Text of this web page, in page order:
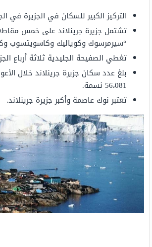
التركيز الكبير للسكان في الجزيرة في
تشتمل جزيرة جرينلاند على خمس
“سيرمرسوك وكوياليك وكاسويتسوب
تغطي الصفيحة الجليدية ثلاثة أرباع
بلغ عدد سكان جزيرة جرينلاند خلال
56،081 نسمة.
تعتبر نوك عاصمة وأكبر جزيرة جرينلاند.